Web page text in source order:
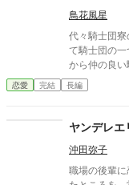
鳥花風星
代々騎士団
て騎士団の
から仲の良
ずっと見守っ
存在だが、次
ではないよ
アスールは
ていく。 す
愛が激しい、じ
トにも掲載
恋愛 完結 長編
ヤンデレエ
沖田弥子
職場の後輩